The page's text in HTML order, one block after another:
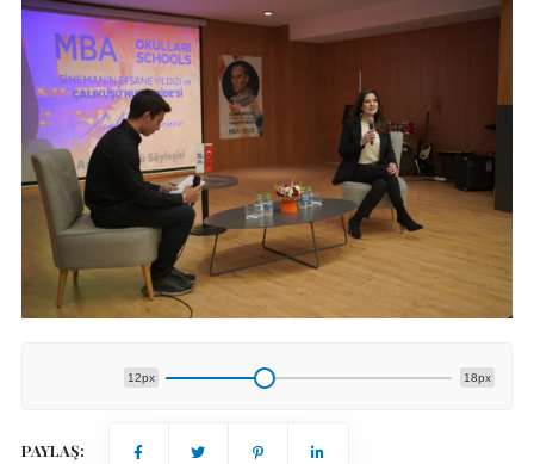
12px 18px
PAYLAŞ: